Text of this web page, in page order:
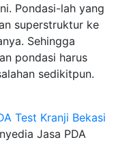
Pondasi-lah yang
superstruktur ke
Sehingga
pondasi harus
sedikitpun.
Jasa PDA